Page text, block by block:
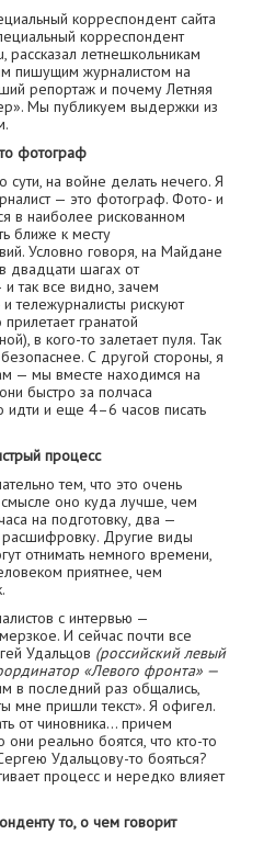
корреспондент сайта
корреспондент
рассказал летнешкольникам
пишущим журналистом на
репортаж и почему Летняя
Мы публикуем выдержки из
фотограф
на войне делать нечего. Я
— это фотограф. Фото- и
в наиболее рискованном
ближе к месту
Условно говоря, на Майдане
двадцати шагах от
так все видно, зачем
тележурналисты рискуют
гранатой
в кого-то залетает пуля. Так
С другой стороны, я
— мы вместе находимся на
быстро за полчаса
идти и еще 4–6 часов писать
процесс
тем, что это очень
оно куда лучше, чем
на подготовку, два —
Другие виды
отнимать немного времени,
приятнее, чем
с интервью —
И сейчас почти все
Удальцов (российский левый
«Левого фронта» —
в последний раз общались,
мне пришли текст». Я офигел.
от чиновника… причем
реально боятся, что кто-то
Удальцову-то бояться?
процесс и нередко влияет
то, о чем говорит